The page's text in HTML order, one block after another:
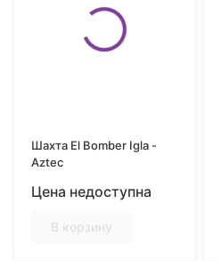
Шахта El Bomber Igla -
Aztec
Цена недоступна
В корзину